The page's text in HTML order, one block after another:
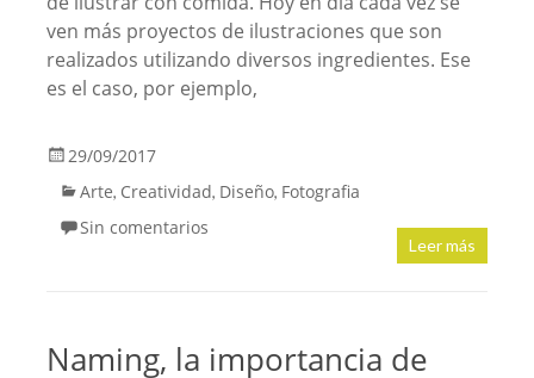
ven más proyectos de ilustraciones que son
realizados utilizando diversos ingredientes. Ese
es el caso, por ejemplo,
29/09/2017
Arte, Creatividad, Diseño, Fotografia
Sin comentarios
Leer más
Naming, la importancia de